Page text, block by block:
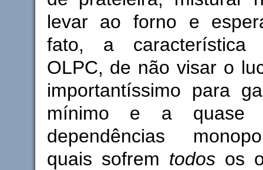
levar ao forno e
fato, a característica
OLPC, de não visar o
importantíssimo para
mínimo e a quase
dependências
quais sofrem todosos